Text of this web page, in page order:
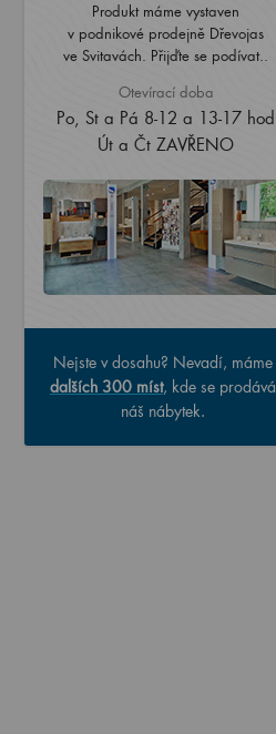
Produkt máme vystaven
v podnikové prodejně Dřevojas
ve Svitavách. Přijďte se podívat..
Otevírací doba
Po, St a Pá 8-12 a 13-17 hod
Út a Čt ZAVŘENO
Nejste v dosahu? Nevadí, máme
dalších 300 míst, kde se prodává
náš nábytek.